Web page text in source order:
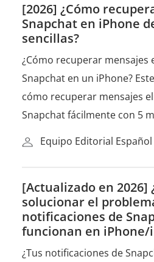
[2026] ¿Cómo
Snapchat en iPhone
sencillas?
¿Cómo recuperar mensajes
Snapchat en un iPhone?
cómo recuperar mensajes
Snapchat fácilmente con 5
Equipo Editorial Español
[Actualizado en 2026]
solucionar el
notificaciones de
funcionan en iPhone/
¿Tus notificaciones de